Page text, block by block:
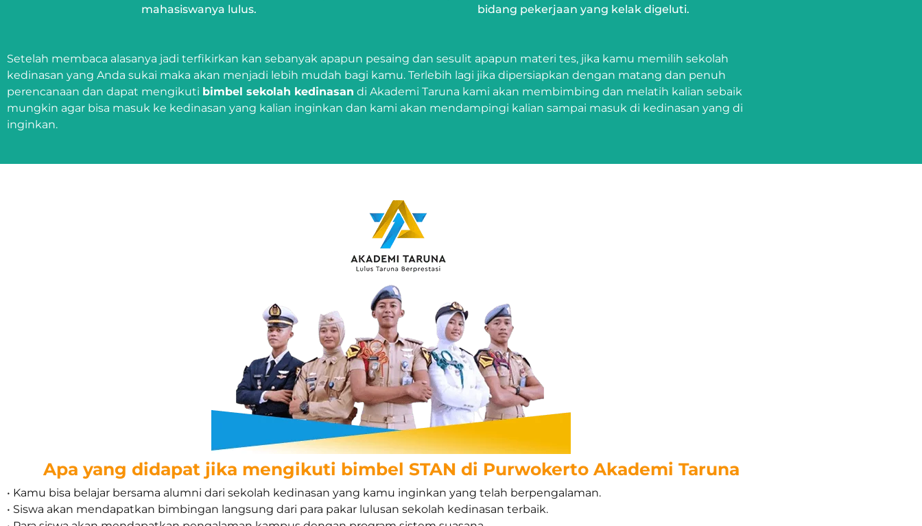
mahasiswanya lulus.
bidang pekerjaan yang kelak digeluti.
Setelah membaca alasanya jadi terfikirkan kan sebanyak apapun pesaing dan sesulit apapun materi tes, jika kamu memilih sekolah
kedinasan yang Anda sukai maka akan menjadi lebih mudah bagi kamu. Terlebih lagi jika dipersiapkan dengan matang dan penuh
perencanaan dan dapat mengikuti bimbel sekolah kedinasan di Akademi Taruna kami akan membimbing dan melatih kalian sebaik
mungkin agar bisa masuk ke kedinasan yang kalian inginkan dan kami akan mendampingi kalian sampai masuk di kedinasan yang di
inginkan.
Apa yang didapat jika mengikuti bimbel STAN di Purwokerto Akademi Taruna
• Kamu bisa belajar bersama alumni dari sekolah kedinasan yang kamu inginkan yang telah berpengalaman.
• Siswa akan mendapatkan bimbingan langsung dari para pakar lulusan sekolah kedinasan terbaik.